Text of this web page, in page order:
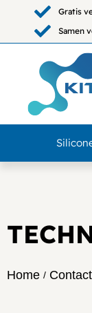
Gratis
Samen
Home / Contact